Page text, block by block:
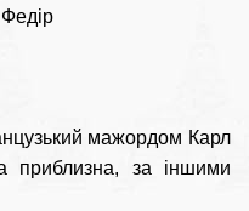
мажордом Карл
приблизна, за іншими